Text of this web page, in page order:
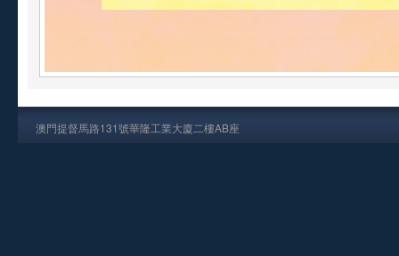
澳門提督馬路131號華隆工業大廈二樓AB座